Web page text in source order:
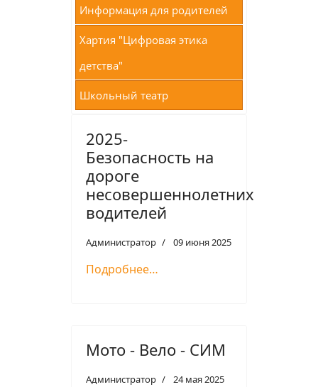
Информация для родителей
Хартия "Цифровая этика
детства"
Школьный театр
2025-
Безопасность на
дороге
несовершеннолетних
водителей
Администратор 09 июня 2025
Подробнее…
Мото - Вело - СИМ
Администратор 24 мая 2025